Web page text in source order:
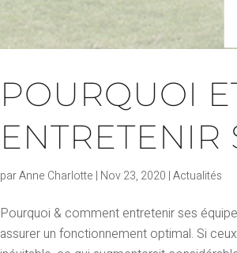
POURQUOI
ENTRETENIR
parAnne Charlotte | Nov 23, 2020 |Actualités
Pourquoi & comment entretenir ses
assurer un fonctionnement optimal. Si